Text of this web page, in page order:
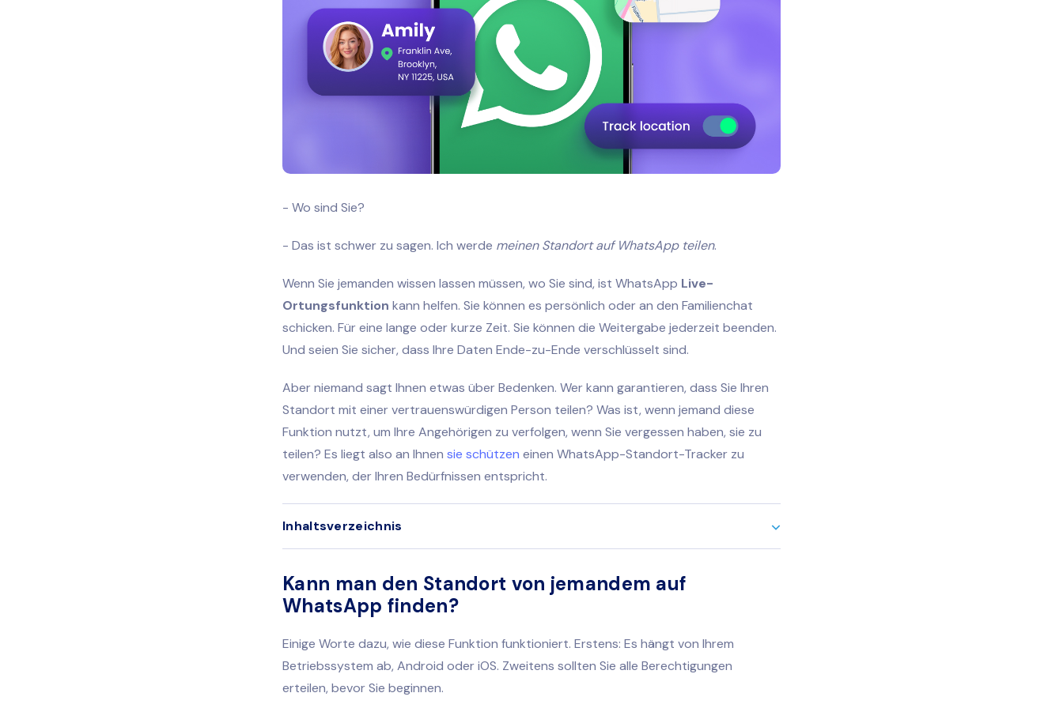
- Wo sind Sie?
- Das ist schwer zu sagen. Ich werde meinen Standort auf WhatsApp teilen.
Wenn Sie jemanden wissen lassen müssen, wo Sie sind, ist WhatsApp Live-
Ortungsfunktion kann helfen. Sie können es persönlich oder an den Familienchat
schicken. Für eine lange oder kurze Zeit. Sie können die Weitergabe jederzeit beenden.
Und seien Sie sicher, dass Ihre Daten Ende-zu-Ende verschlüsselt sind.
Aber niemand sagt Ihnen etwas über Bedenken. Wer kann garantieren, dass Sie Ihren
Standort mit einer vertrauenswürdigen Person teilen? Was ist, wenn jemand diese
Funktion nutzt, um Ihre Angehörigen zu verfolgen, wenn Sie vergessen haben, sie zu
teilen? Es liegt also an Ihnen sie schützen einen WhatsApp-Standort-Tracker zu
verwenden, der Ihren Bedürfnissen entspricht.
Inhaltsverzeichnis
Kann man den Standort von jemandem auf
WhatsApp finden?
Einige Worte dazu, wie diese Funktion funktioniert. Erstens: Es hängt von Ihrem
Betriebssystem ab, Android oder iOS. Zweitens sollten Sie alle Berechtigungen
erteilen, bevor Sie beginnen.